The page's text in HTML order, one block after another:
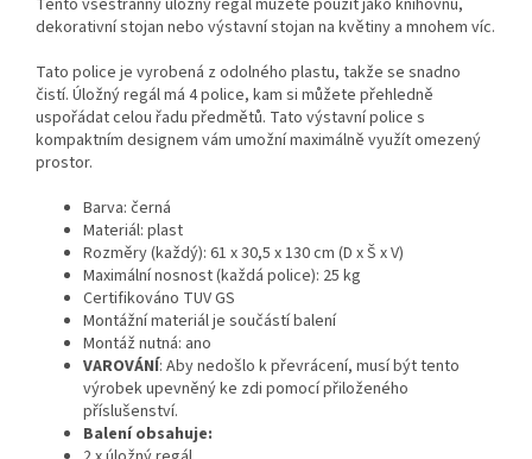
Tento všestranný úložný regál můžete použít jako knihovnu,
dekorativní stojan nebo výstavní stojan na květiny a mnohem víc.
Tato police je vyrobená z odolného plastu, takže se snadno
čistí. Úložný regál má 4 police, kam si můžete přehledně
uspořádat celou řadu předmětů. Tato výstavní police s
kompaktním designem vám umožní maximálně využít omezený
prostor.
Barva: černá
Materiál: plast
Rozměry (každý): 61 x 30,5 x 130 cm (D x Š x V)
Maximální nosnost (každá police): 25 kg
Certifikováno TUV GS
Montážní materiál je součástí balení
Montáž nutná: ano
VAROVÁNÍ: Aby nedošlo k převrácení, musí být tento
výrobek upevněný ke zdi pomocí přiloženého
příslušenství.
Balení obsahuje: